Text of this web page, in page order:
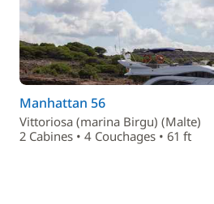
Manhattan 56
Vittoriosa (marina Birgu) (Malte)
2 Cabines • 4 Couchages • 61 ft